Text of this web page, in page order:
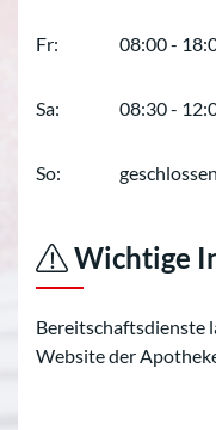
Fr: 08:00 -
Sa: 08:30 -
So: geschlossen
Wichtige
Bereitschaftsdienste
Website der